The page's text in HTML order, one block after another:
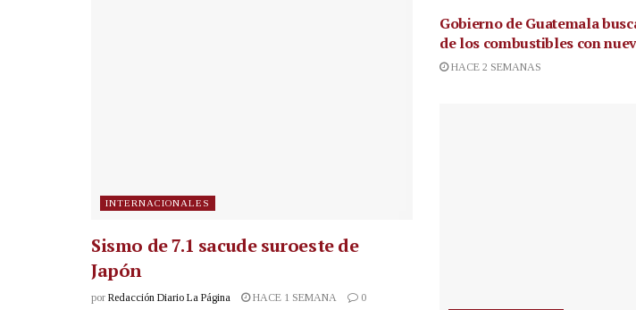
INTERNACIONALES
Sismo de 7.1 sacude suroeste de
Japón
por Redacción Diario La Página HACE 1 SEMANA 0
Gobierno de Guatemala
de los combustibles con
HACE 2 SEMANAS